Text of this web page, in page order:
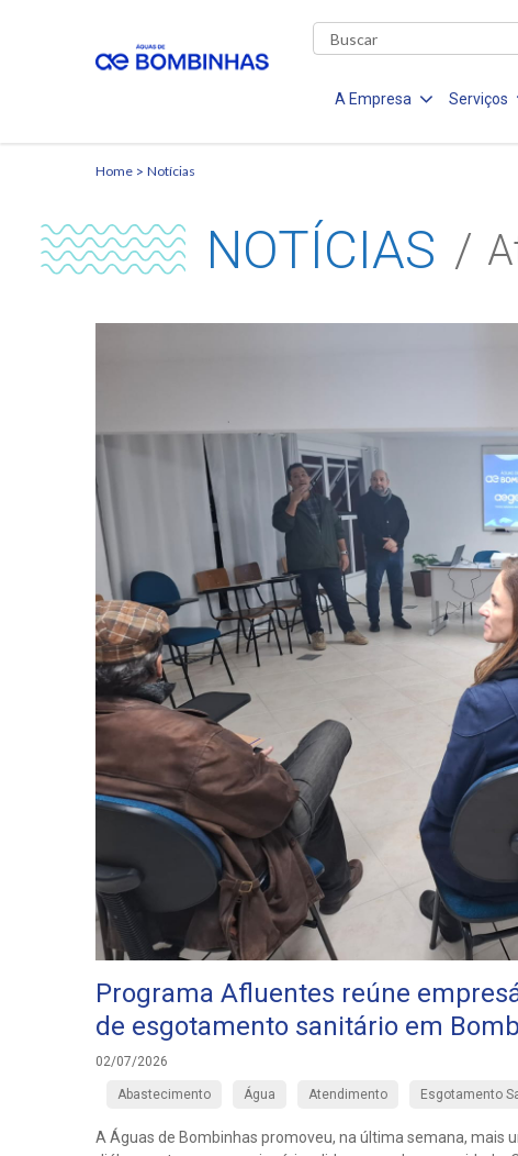
A Empresa Serviços
Home Notícias
NOTÍCIAS
Programa Afluentes reúne
de esgotamento sanitário em
02/07/2026
Abastecimento Água Atendimento Esgotamento
A Águas de Bombinhas promoveu, na última semana,